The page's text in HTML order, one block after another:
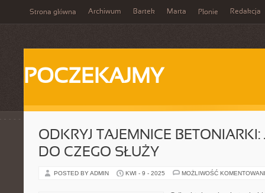
Strona główna Archiwum Bartek Marta Płonie Redakcja
POCZEKAJMY
ODKRYJ TAJEMNICE
DO CZEGO SŁUŻY
POSTED BY ADMIN KWI - 9 - 2025 MOŻLIWOŚĆ